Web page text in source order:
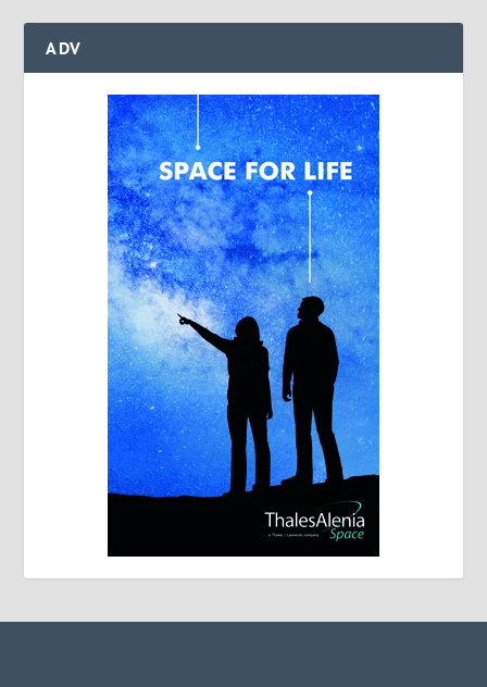
ADV